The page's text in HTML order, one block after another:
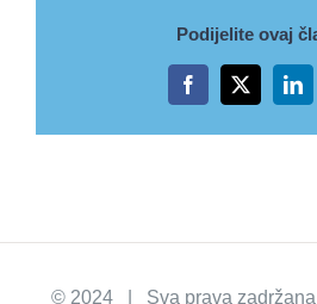
Podijelite ovaj
Facebook
X
© 2024 | Sva prava